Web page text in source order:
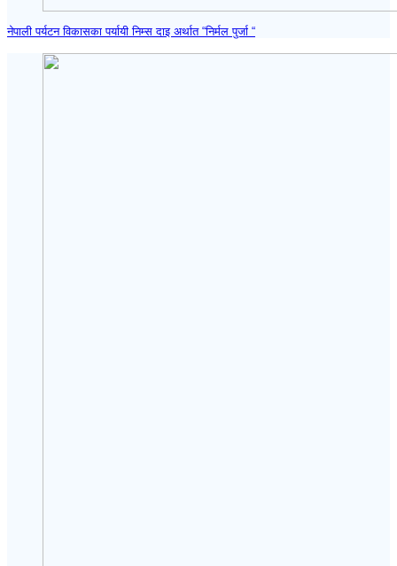
नेपाली पर्यटन विकासका पर्यायी निम्स दाइ अर्थात “निर्मल पुर्जा “